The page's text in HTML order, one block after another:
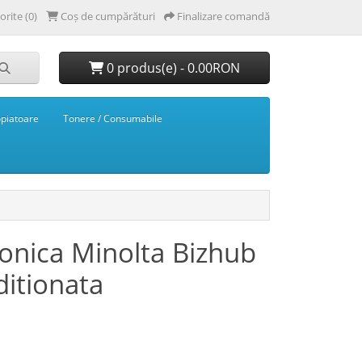
(0) Coș de cumpărături Finalizare comandă
0 produs(e) - 0.00RON
Tonere / Consumabile
Minolta Bizhub